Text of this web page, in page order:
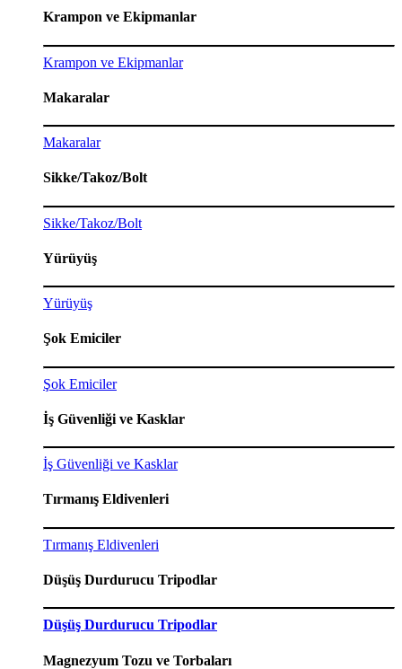
Krampon ve Ekipmanlar
Krampon ve Ekipmanlar
Makaralar
Makaralar
Sikke/Takoz/Bolt
Sikke/Takoz/Bolt
Yürüyüş
Yürüyüş
Şok Emiciler
Şok Emiciler
İş Güvenliği ve Kasklar
İş Güvenliği ve Kasklar
Tırmanış Eldivenleri
Tırmanış Eldivenleri
Düşüş Durdurucu Tripodlar
Düşüş Durdurucu Tripodlar
Magnezyum Tozu ve Torbaları